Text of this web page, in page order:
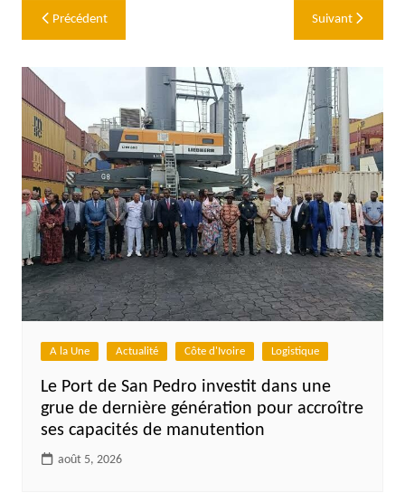
Navigation
de
l’article
Précédent Suivant
A la Une Actualité Côte d'Ivoire Logistique
Le Port de San Pedro investit dans une
grue de dernière génération pour accroître
ses capacités de manutention
août 5, 2026